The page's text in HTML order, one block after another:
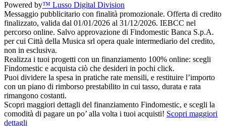
Powered by™ Lusso Digital Division
Messaggio pubblicitario con finalità promozionale. Offerta di credito
finalizzato, valida dal 01/01/2026 al 31/12/2026. IEBCC nel
percorso online. Salvo approvazione di Findomestic Banca S.p.A.
per cui Città della Musica srl opera quale intermediario del credito,
non in esclusiva.
Realizza i tuoi progetti con un finanziamento 100% online: scegli
Findomestic e acquista ciò che desideri in pochi click.
Puoi dividere la spesa in pratiche rate mensili, e restituire l’importo
con un piano di rimborso prestabilito in cui tasso, durata e rata
rimangono costanti.
Scopri maggiori dettagli del finanziamento Findomestic, e scegli la
comodità di pagare un po’ alla volta i tuoi acquisti! Scopri maggiori
dettagli